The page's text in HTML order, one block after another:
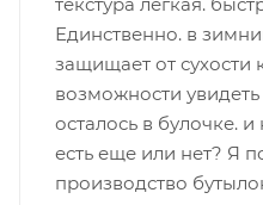
Единственно. в
защищает от сухости
возможности
осталось в булочке.
есть еще или нет? Я
производство